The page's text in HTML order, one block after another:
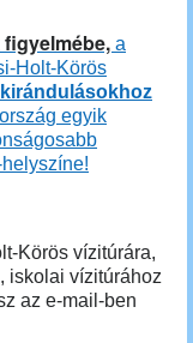
a
Holt-Körös
egyik
Körös vízitúrára,
iskolai vízitúrához
az e-mail-ben